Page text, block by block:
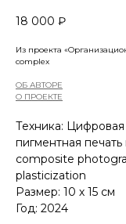
18 000 ₽
Из проекта
complex
ОБ АВТОРЕ
О ПРОЕКТЕ
Техника:
пигментная
composite
plasticization
Размер: 10 х 15 см
Год: 2024